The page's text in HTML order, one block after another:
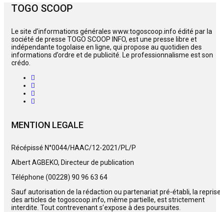
TOGO SCOOP
Le site d’informations générales www.togoscoop.info édité par la
société de presse TOGO SCOOP INFO, est une presse libre et
indépendante togolaise en ligne, qui propose au quotidien des
informations d’ordre et de publicité. Le professionnalisme est son
crédo.
MENTION LEGALE
Récépissé N°0044/HAAC/12-2021/PL/P
Albert AGBEKO, Directeur de publication
Téléphone (00228) 90 96 63 64
Sauf autorisation de la rédaction ou partenariat pré-établi, la
des articles de togoscoop.info, même partielle, est strictement
interdite. Tout contrevenant s’expose à des poursuites.